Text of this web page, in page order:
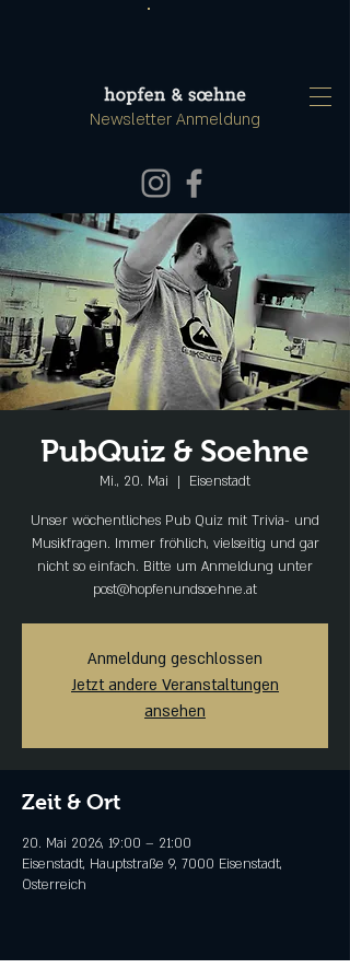
Newsletter Anmeldung
PubQuiz & Soehne
Mi., 20. Mai
  |
Eisenstadt
Unser wöchentliches Pub Quiz mit Trivia- und
Musikfragen. Immer fröhlich, vielseitig und gar
nicht so einfach. Bitte um Anmeldung unter
post@hopfenundsoehne.at
Anmeldung geschlossen
Jetzt andere Veranstaltungen
ansehen
Zeit & Ort
20. Mai 2026, 19:00 – 21:00
Eisenstadt, Hauptstraße 9, 7000 Eisenstadt,
Österreich